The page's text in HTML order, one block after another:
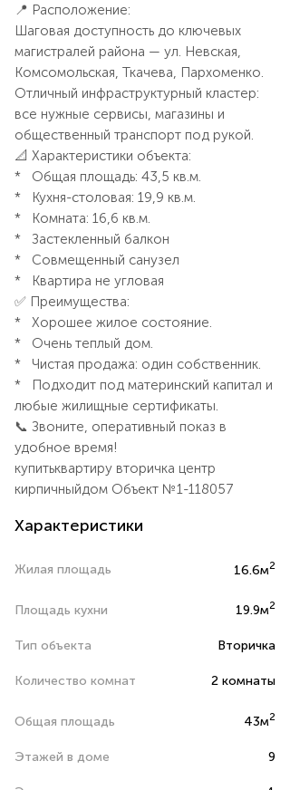
📍 Расположение:
Шаговая доступность до ключевых
магистралей района — ул. Невская,
Комсомольская, Ткачева, Пархоменко.
Отличный инфраструктурный кластер:
все нужные сервисы, магазины и
общественный транспорт под рукой.
📐 Характеристики объекта:
* Общая площадь: 43,5 кв.м.
* Кухня-столовая: 19,9 кв.м.
* Комната: 16,6 кв.м.
* Застекленный балкон
* Совмещенный санузел
* Квартира не угловая
✅ Преимущества:
* Хорошее жилое состояние.
* Очень теплый дом.
* Чистая продажа: один собственник.
* Подходит под материнский капитал и
любые жилищные сертификаты.
📞 Звоните, оперативный показ в
удобное время!
купитьквартиру вторичка центр
кирпичныйдом Объект №1-118057
Характеристики
Жилая площадь 16.6м2
Площадь кухни 19.9м2
Тип объекта Вторичка
Количество комнат 2 комнаты
Общая площадь 43м2
Этажей в доме 9